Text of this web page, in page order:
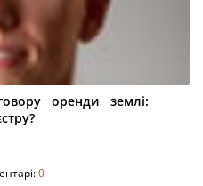
оренди землі:
0